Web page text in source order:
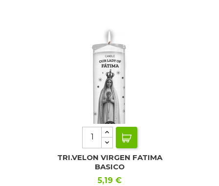
TRI.VELON VIRGEN FATIMA
BASICO
Precio
5,19 €